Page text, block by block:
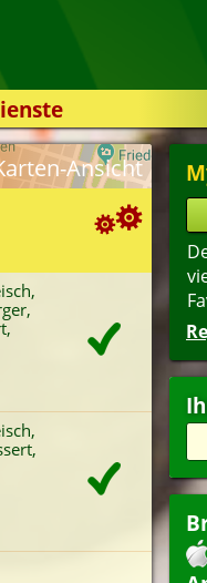
Alter
Getränke
: Uhr bestellen
Ansicht